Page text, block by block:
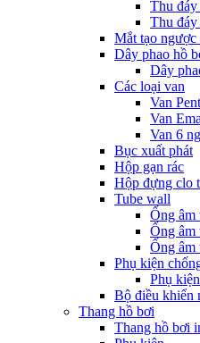
Thu
Thu đáy
Mắt tạo ngược
Dây phao hồ
Dây
Các loại van
Van
Van
Van 6
Bục xuất phát
Hộp gạn rác
Hộp đựng clo
Tube wall
Ống âm
Ống âm
Ống âm
Phụ kiện
Phụ
Bộ điều khiển
Thang hồ bơi
Thang hồ bơi